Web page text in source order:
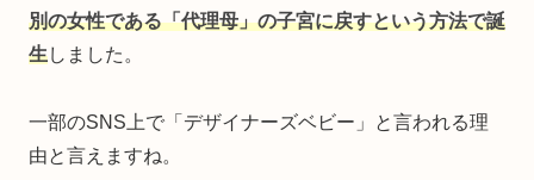
別の女性である「代理母」の子宮に戻すという方法で誕
生しました。
一部のSNS上で「デザイナーズベビー」と言われる理
由と言えますね。